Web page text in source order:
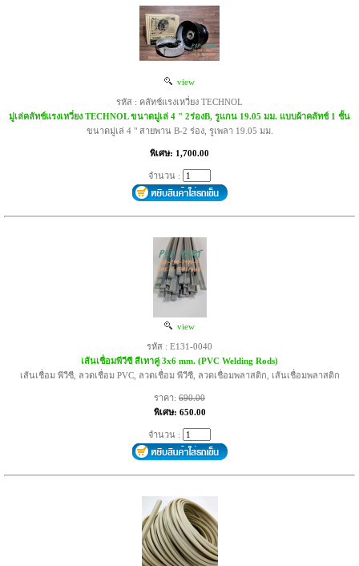
view
รหัส : คลัทช์แรงเหวี่ยง TECHNOL
มู่เล่คลัทช์แรงเหวี่ยง TECHNOL ขนาดมู่เล่ 4 " 2ร่องB, รูแกน 19.05 มม. แบบผ้าคลัทช์ 1 ชั้น
ขนาดมู่เล่ 4 " สายพาน B-2 ร่อง, รูเพลา 19.05 มม.
พิเศษ: 1,700.00
จำนวน :
view
รหัส : E131-0040
เส้นเชื่อมพีวีซี สีเทาคู่ 3x6 mm. (PVC Welding Rods)
เส้นเชื่อม พีวีซี, ลวดเชื่อม PVC, ลวดเชื่อม พีวีซี, ลวดเชื่อมพลาสติก, เส้นเชื่อมพลาสติก
ราคา: 690.00
พิเศษ: 650.00
จำนวน :